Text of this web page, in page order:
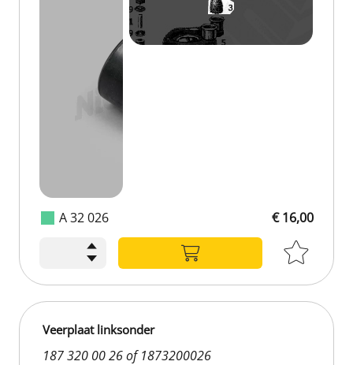
A 32 026 € 16,00
Veerplaat linksonder
187 320 00 26 of 1873200026